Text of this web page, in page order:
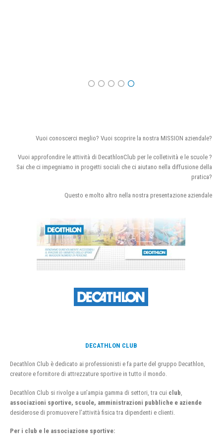
Vuoi conoscerci meglio? Vuoi scoprire la nostra MISSION aziendale?
Vuoi approfondire le attività di DecathlonClub per le colletività e le scuole ?
Sai che ci impegniamo in progetti sociali che ci aiutano nella diffusione della
pratica?
Questo e molto altro nella nostra presentazione aziendale
DECATHLON CLUB
Decathlon Club è dedicato ai professionisti e fa parte del gruppo Decathlon,
creatore e fornitore di attrezzature sportive in tutto il mondo.
Decathlon Club si rivolge a un’ampia gamma di settori, tra cui club
associazioni sportive, scuole, amministrazioni pubbliche e aziende
desiderose di promuovere l’attività fisica tra dipendenti e clienti.
Per i club e le associazione sportive: